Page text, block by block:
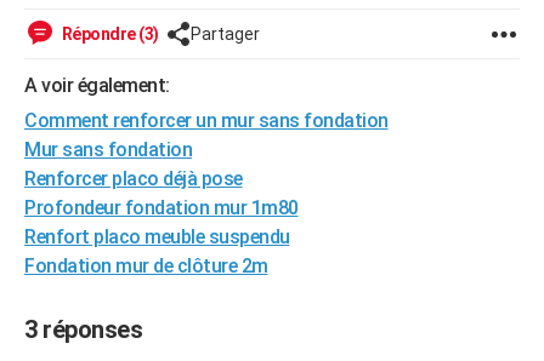
Art de vivre
Bien-être
Loisirs
Mode
Modes de vie
SANTE
VOYAGE
Destinations
City break
Voyage nature
Voyage de noces
Forum
Climat
+PHOTO
GUIDES D'ACHAT
BONS PLANS
CARTE DE VOEUX
DICTIONNAIRE
Répondre (3) Partager
A voir également:
Comment renforcer un mur sans fondation
Mur sans fondation
Renforcer placo déjà pose
Profondeur fondation mur 1m80
Renfort placo meuble suspendu
Fondation mur de clôture 2m
3 réponses